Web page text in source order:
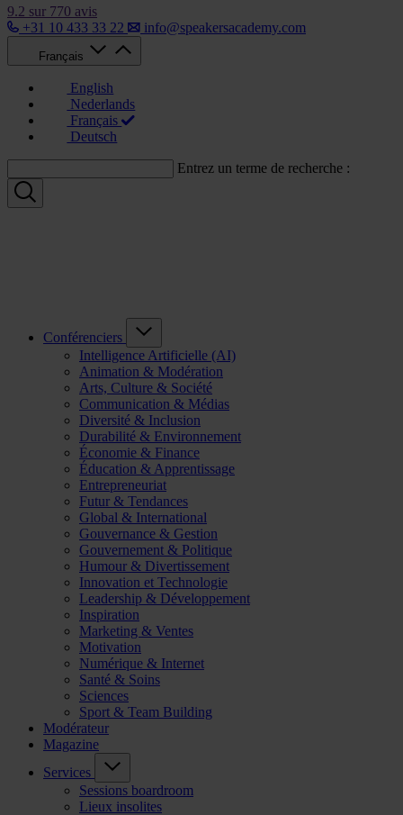
9.2 sur 770 avis
+31 10 433 33 22
info@speakersacademy.com
Français
English
Nederlands
Français
Deutsch
Entrez un terme de recherche :
Conférenciers
Intelligence Artificielle (AI)
Animation & Modération
Arts, Culture & Société
Communication & Médias
Diversité & Inclusion
Durabilité & Environnement
Économie & Finance
Éducation & Apprentissage
Entrepreneuriat
Futur & Tendances
Global & International
Gouvernance & Gestion
Gouvernement & Politique
Humour & Divertissement
Innovation et Technologie
Leadership & Développement
Inspiration
Marketing & Ventes
Motivation
Numérique & Internet
Santé & Soins
Sciences
Sport & Team Building
Modérateur
Magazine
Services
Sessions boardroom
Lieux insolites